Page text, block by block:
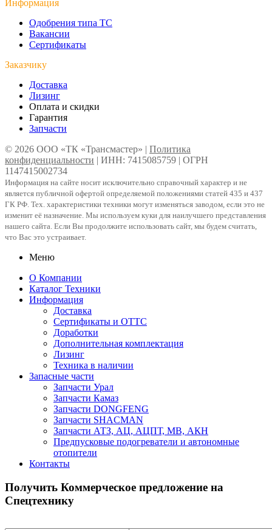
Информация
Одобрения типа ТС
Вакансии
Сертификаты
Заказчику
Доставка
Лизинг
Оплата и скидки
Гарантия
Запчасти
© 2026 ООО «ТК «Трансмастер» | Политика
конфиденциальности | ИНН: 7415085759 | ОГРН
1147415002734
Информация на сайте носит исключительно справочный характер и не
является публичной офертой определяемой положениями статей 435 и 437
ГК РФ. Тех. характеристики техники могут изменяться заводом, если это не
изменит её назначение. Мы используем куки для наилучшего представления
нашего сайта. Если Вы продолжите использовать сайт, мы будем считать,
что Вас это устраивает.
Меню
О Компании
Каталог Техники
Информация
Доставка
Сертификаты и ОТТС
Доработки
Дополнительная комплектация
Лизинг
Техника в наличии
Запасные части
Запчасти Урал
Запчасти Камаз
Запчасти DONGFENG
Запчасти SHACMAN
Запчасти АТЗ, АЦ, АЦПТ, МВ, АКН
Предпусковые подогреватели и автономные
отопители
Контакты
Получить Коммерческое предложение на
Спецтехнику